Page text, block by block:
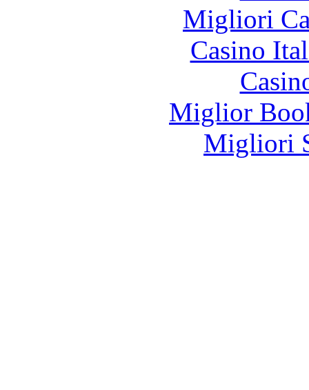
Migliori
Casino
Miglior
Migliori